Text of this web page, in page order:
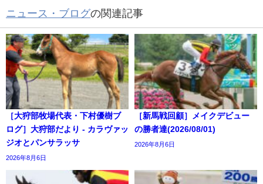
ニュース・ブログの関連記事
［大狩部牧場代表・下村優樹ブ
ログ］大狩部だより - カラヴァッ
ジオとパンサラッサ
2026年8月6日
［新馬戦回顧］メイクデビュー
の勝者達(2026/08/01)
2026年8月6日